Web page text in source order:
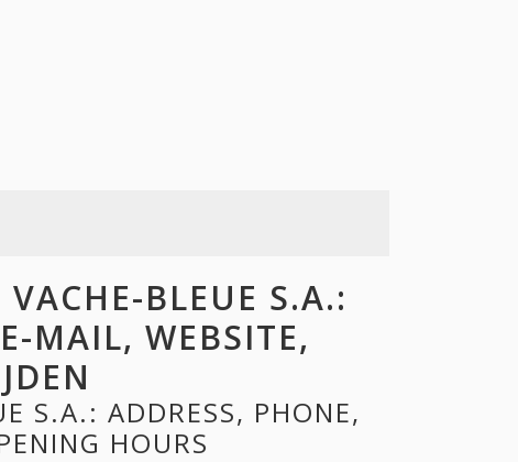
BLEUE S.A.:
MAIL, WEBSITE,
S.A.: ADDRESS, PHONE,
HOURS